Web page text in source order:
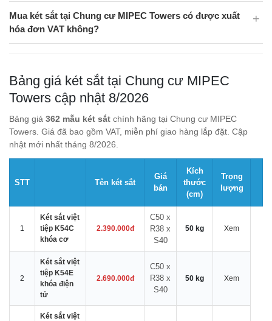
Mua két sắt tại Chung cư MIPEC Towers có được xuất
hóa đơn VAT không?
Bảng giá két sắt tại Chung cư MIPEC
Towers cập nhật 8/2026
Bảng giá 362 mẫu két sắt chính hãng tại Chung cư MIPEC
Towers. Giá đã bao gồm VAT, miễn phí giao hàng lắp đặt. Cập
nhật mới nhất tháng 8/2026.
STT Tên két sắt
Giá
bán
Kích
thước
(cm)
Trọng
lượng
1
Két sắt việt
tiệp K54C
khóa cơ
2.390.000đ
C50 x
R38 x
S40
50 kg Xem
2
Két sắt việt
tiệp K54E
khóa điện
tử
2.690.000đ
C50 x
R38 x
S40
50 kg Xem
Két sắt việt